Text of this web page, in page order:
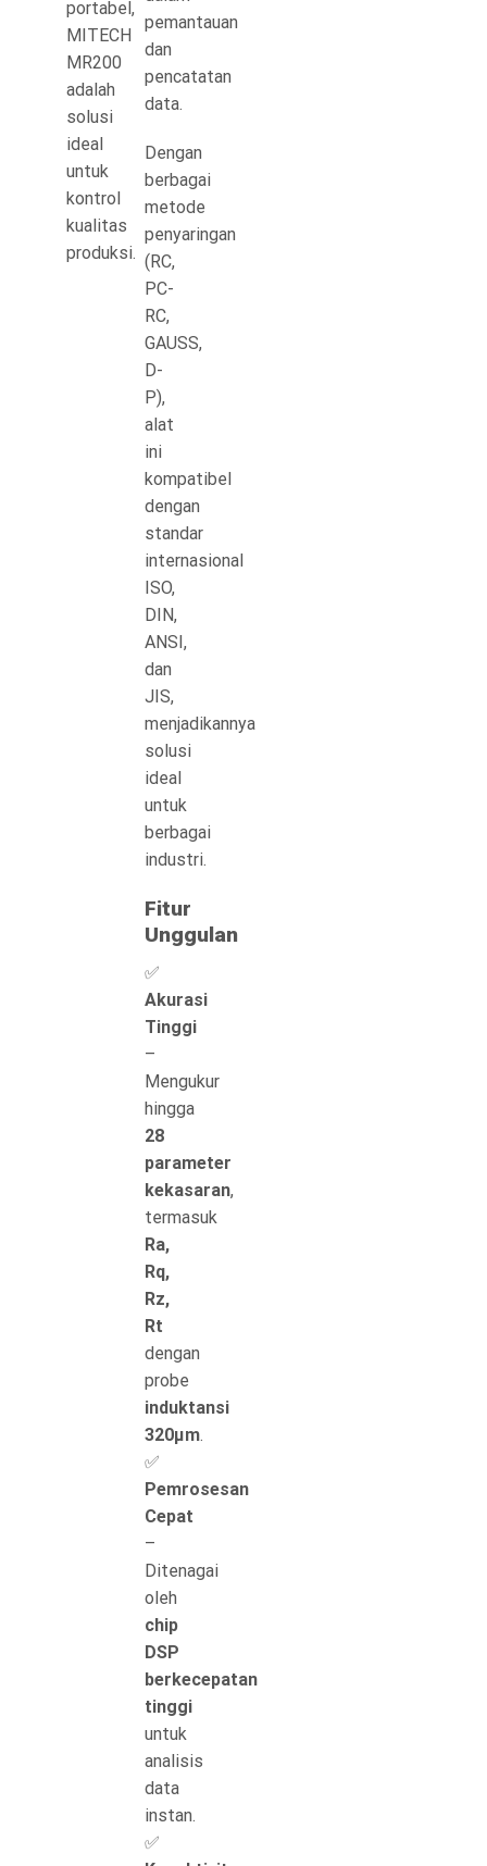
portabel,
MITECH
MR200
adalah
solusi
ideal
untuk
kontrol
kualitas
produksi.
pemantauan
dan
pencatatan
data.
Dengan
berbagai
metode
penyaringan
(RC,
PC-
RC,
GAUSS,
D-
P),
alat
ini
kompatibel
dengan
standar
internasional
ISO,
DIN,
ANSI,
dan
JIS,
menjadikannya
solusi
ideal
untuk
berbagai
industri.
Fitur
Unggulan
✅
Akurasi
Tinggi
–
Mengukur
hingga
28
parameter
kekasaran,
termasuk
Ra,
Rq,
Rz,
Rt
dengan
probe
induktansi
320μm.
✅
Pemrosesan
Cepat
–
Ditenagai
oleh
chip
DSP
berkecepatan
tinggi
untuk
analisis
data
instan.
✅